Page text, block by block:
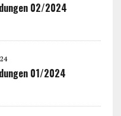
02/2024
01/2024